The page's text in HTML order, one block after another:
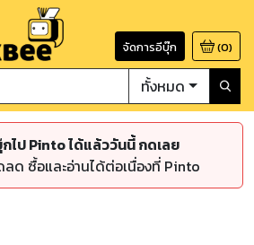
จัดการอีบุ๊ก (0)
ทั้งหมด
ไป Pinto ได้แล้ววันนี้ กดเลย
ด ซื้อและอ่านได้ต่อเนื่องที่ Pinto